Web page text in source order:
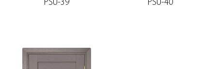
PSU-39 PSU-40